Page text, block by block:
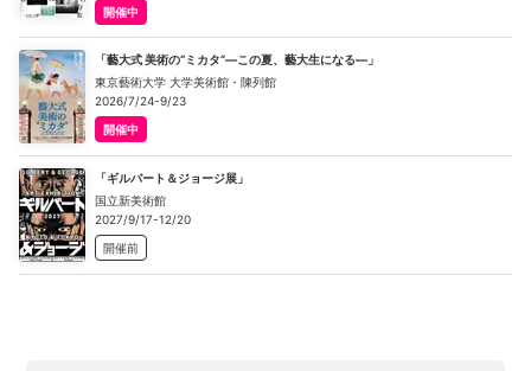
開催中
「藝大式 美術の“ミカタ”―この夏、藝大生になる―」
東京藝術大学 大学美術館・陳列館
2026/7/24-9/23
開催中
「ギルバート＆ジョージ展」
国立新美術館
2027/9/17-12/20
開催前